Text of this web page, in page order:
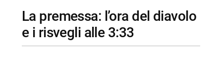
la premessa: l’ora del diavolo
e i risvegli alle 3:33